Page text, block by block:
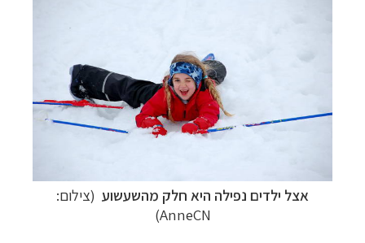
אצל ילדים נפילה היא חלק מהשעשוע (צילום:
AnneCN)